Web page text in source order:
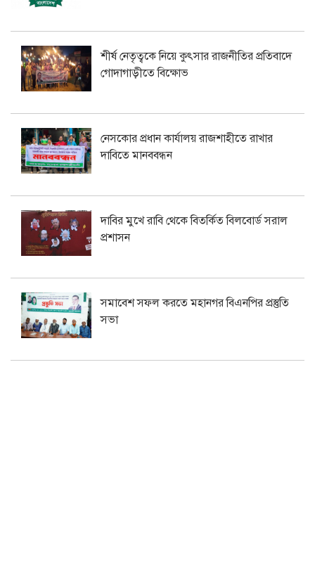
শীর্ষ নেতৃত্বকে নিয়ে কুৎসার রাজনীতির প্রতিবাদে
গোদাগাড়ীতে বিক্ষোভ
নেসকোর প্রধান কার্যালয় রাজশাহীতে রাখার
দাবিতে মানববন্ধন
দাবির মুখে রাবি থেকে বিতর্কিত বিলবোর্ড সরাল
প্রশাসন
সমাবেশ সফল করতে মহানগর বিএনপির প্রস্তুতি
সভা